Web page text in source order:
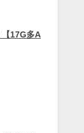
【17G多A